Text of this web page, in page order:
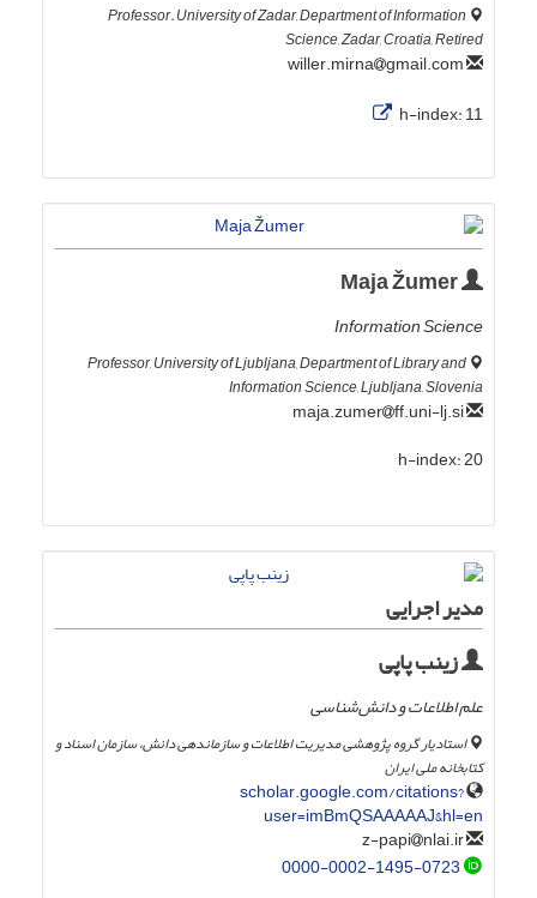
Professor. University of Zadar, Department of Information
Science, Zadar, Croatia, Retired
gmail.com
h-index:11
Information Science
Professor, University of Ljubljana, Department of Library and
Information Science, Ljubljana, Slovenia
ff.uni-lj.si
h-index:20
مدیر اجرایی
زینب پاپی
علم اطلاعات و دانش‌شناسی
استادیار گروه پژوهشی مدیریت اطلاعات و سازماندهی دانش، سازمان اسناد و
کتابخانه ملی ایران
scholar.google.com/citations?
user=imBmQSAAAAAJ&hl=en
nlai.ir
0000-0002-1495-0723